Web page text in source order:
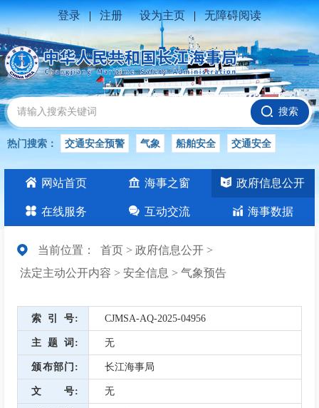
登录 | 注册 设为主页 | 无障碍阅读
搜索
热门搜索： 交通安全预警 气象 船舶安全 交通安全
水位公告 安全 交通 交通安全知识 长江
网站首页 海事之窗 政府信息公开
在线服务 互动交流 海事数据
当前位置： 首页 > 政府信息公开 >
法定主动公开内容 > 安全信息 > 气象预告
索引号 CJMSA-AQ-2025-04956
主题词 无
颁布部门 长江海事局
文号 无